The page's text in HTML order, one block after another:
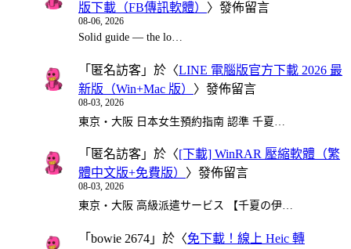
版下載（FB傳訊軟體） 〉發佈留言
08-06, 2026
Solid guide — the lo…
「 匿名訪客 」於〈LINE 電腦版官方下載 2026 最
新版（Win+Mac 版） 〉發佈留言
08-03, 2026
東京・大阪 日本女生預約指南 認準 千夏…
「 匿名訪客 」於〈[下載] WinRAR 壓縮軟體（繁
體中文版+免費版） 〉發佈留言
08-03, 2026
東京・大阪 高級派遣サービス 【千夏の伊…
「 bowie 2674 」於〈免下載！線上 Heic 轉